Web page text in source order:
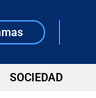
SOCIEDAD